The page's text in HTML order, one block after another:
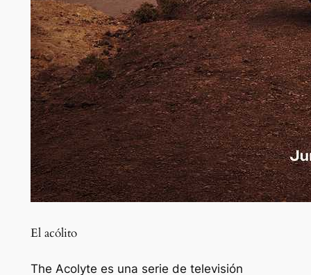
El acólito
The Acolyte es una serie de televisión